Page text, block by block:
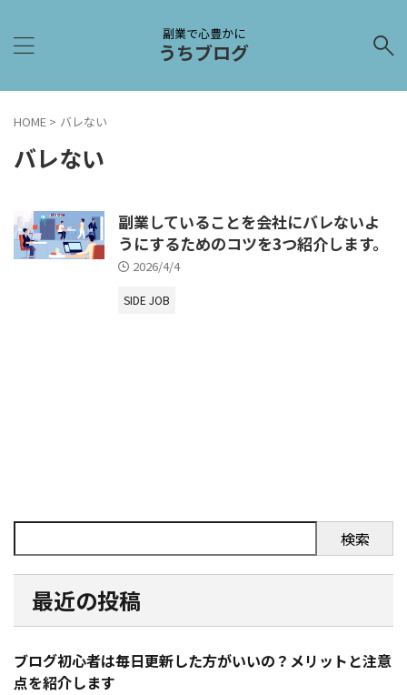
副業で心豊かに
うちブログ
HOME > バレない
バレない
副業していることを会社にバレないよ
うにするためのコツを3つ紹介します。
2026/4/4
SIDE JOB
検索
最近の投稿
ブログ初心者は毎日更新した方がいいの？メリットと注意
点を紹介します